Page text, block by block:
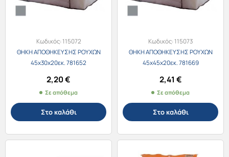
Κωδικός:115072
ΘΗΚΗ ΑΠΟΘΗΚΕΥΣΗΣ ΡΟΥΧΩΝ
45x30x20εκ. 781652
2,20€
Σε απόθεμα
Στο καλάθι
Κωδικός:115073
ΘΗΚΗ ΑΠΟΘΗΚΕΥΣΗΣ ΡΟΥΧΩΝ
45x45x20εκ. 781669
2,41 €
Σε απόθεμα
Στο καλάθι